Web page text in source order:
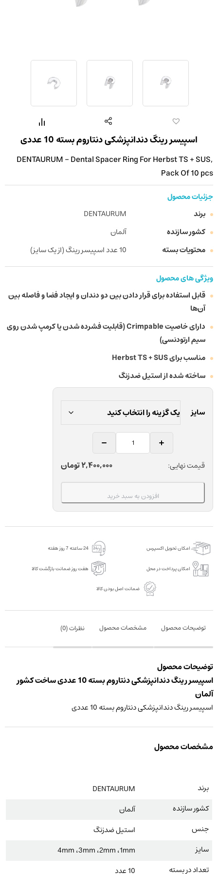
اسپیسر رینگ دندانپزشکی دنتاروم بسته 10 عددی
DENTAURUM - Dental Spacer Ring For Herbst TS + SUS,
Pack Of 10 pcs
جزئیات محصول
برند
DENTAURUM
کشور سازنده
آلمان
محتویات بسته
10 عدد اسپیسر رینگ (از یک سایز)
ویژگی های محصول
قابل استفاده برای قرار دادن بین دو دندان و ایجاد فضا و فاصله بین
آن‌ها
دارای خاصیت Crimpable (قابلیت فشرده شدن یا کرمپ شدن روی
سیم ارتودنسی)
مناسب برای Herbst TS + SUS
ساخته شده از استیل ضدزنگ
سایز
اسپیسر
رینگ
10
عدد
قیمت نهایی: 2,400,000تومان
افزودن به سبد خرید
امکان تحویل اکسپرس 24 ساعته 7 روز هفته
امکان پرداخت در محل هفت روز ضمانت بازگشت کالا
ضمانت اصل بودن کالا
توضیحات محصول مشخصات محصول نظرات (0
)
توضیحات محصول
اسپیسر رینگ دندانپزشکی دنتاروم بسته 10 عددی ساخت کشور
آلمان
اسپیسر رینگ دندانپزشکی دنتاروم بسته 10 عددی
مشخصات محصول
برند
DENTAURUM
کشور سازنده
آلمان
جنس
استیل ضدزنگ
سایز
4mm ،3mm ،2mm ،1mm
تعداد در بسته
10 عدد